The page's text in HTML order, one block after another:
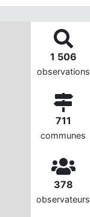
1 506
observations
711
communes
378
observateurs